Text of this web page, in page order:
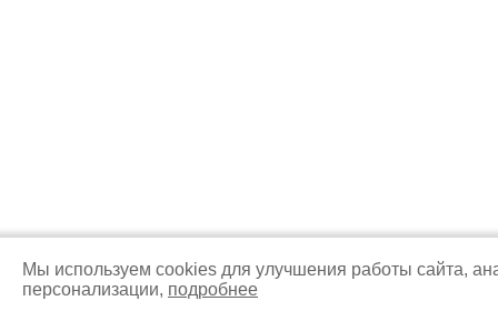
Мы используем cookies для улучшения работы сайта,
персонализации, подробнее